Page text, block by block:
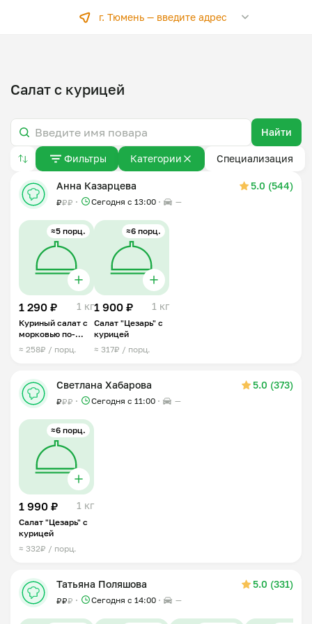
г. Тюмень — введите адрес
Салат с курицей
Найти
Фильтры Категории Специализация
Анна Казарцева 5.0 (544)
₽₽₽ Сегодня с 13:00 —
≈5 порц.
1 290 ₽ 1 кг
Куриный салат с
морковью по-
корейски
≈ 258₽ / порц.
≈6 порц.
1 900 ₽ 1 кг
Салат "Цезарь" с
курицей
≈ 317₽ / порц.
Светлана Хабарова 5.0 (373)
₽₽₽ Сегодня с 11:00 —
≈6 порц.
1 990 ₽ 1 кг
Салат "Цезарь" с
курицей
≈ 332₽ / порц.
Татьяна Поляшова 5.0 (331)
₽₽₽ Сегодня с 14:00 —